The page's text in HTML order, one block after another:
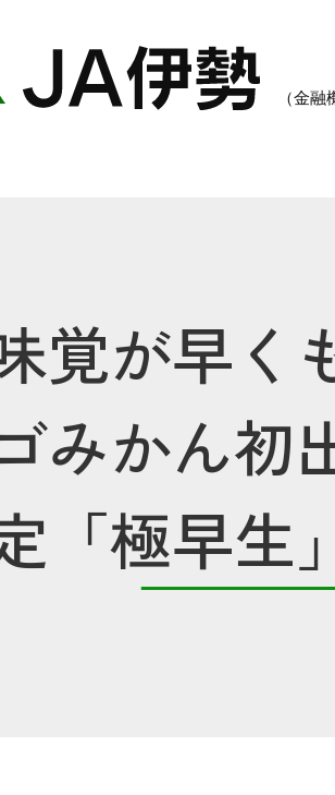
案内 各種手数料一覧 各
カード・
交
覚が早く
みかん初
「極早生